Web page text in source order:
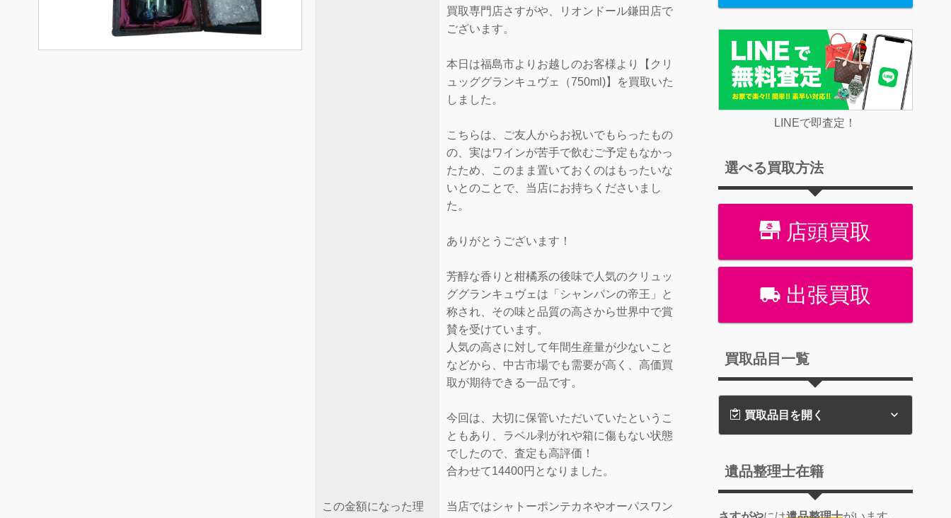
この金額になった理
買取専門店さすがや、リオンドール鎌田店で
ございます。
本日は福島市よりお越しのお客様より【クリ
ュッググランキュヴェ（750ml)】を買取いた
しました。
こちらは、ご友人からお祝いでもらったもの
の、実はワインが苦手で飲むご予定もなかっ
たため、このまま置いておくのはもったいな
いとのことで、当店にお持ちくださいまし
た。
ありがとうございます！
芳醇な香りと柑橘系の後味で人気のクリュッ
ググランキュヴェは「シャンパンの帝王」と
称され、その味と品質の高さから世界中で賞
賛を受けています。
人気の高さに対して年間生産量が少ないこと
などから、中古市場でも需要が高く、高価買
取が期待できる一品です。
今回は、大切に保管いただいていたというこ
ともあり、ラベル剥がれや箱に傷もない状態
でしたので、査定も高評価！
合わせて14400円となりました。
当店ではシャトーポンテカネやオーパスワン
LINEで即査定！
選べる買取方法
店頭買取
出張買取
買取品目一覧
買取品目を開く
遺品整理士在籍